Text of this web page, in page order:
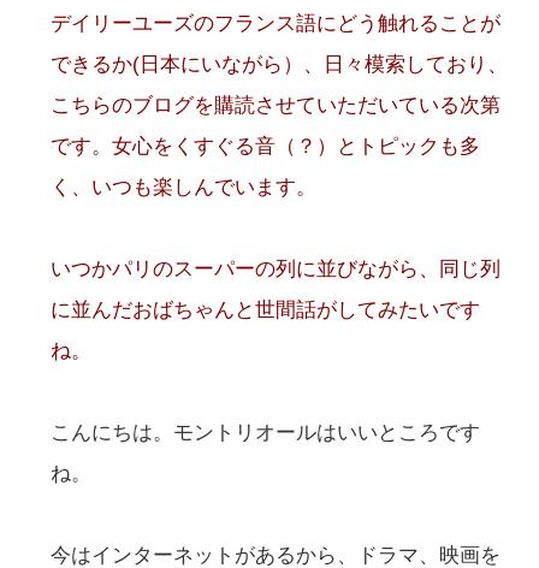
デイリーユーズのフランス語にどう触れることが
できるか(日本にいながら）、日々模索しており、
こちらのブログを購読させていただいている次第
です。女心をくすぐる音（？）とトピックも多
く、いつも楽しんでいます。
いつかパリのスーパーの列に並びながら、同じ列
に並んだおばちゃんと世間話がしてみたいです
ね。
こんにちは。モントリオールはいいところです
ね。
今はインターネットがあるから、ドラマ、映画を